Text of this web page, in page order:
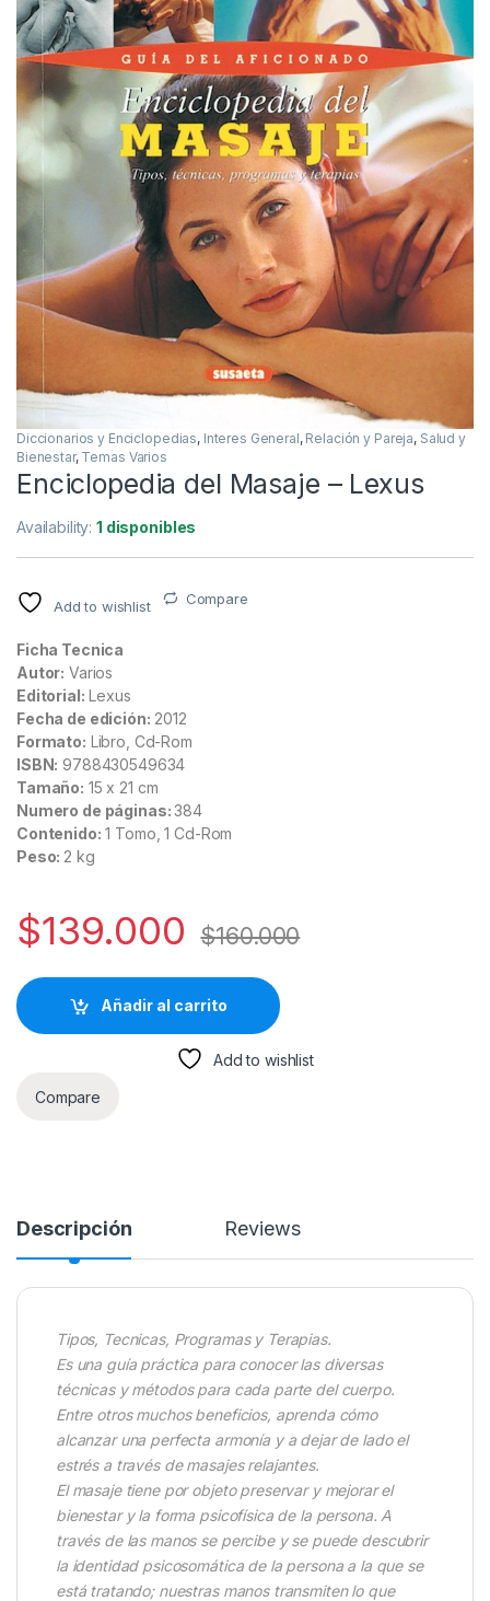
Diccionarios y Enciclopedias, Interes General, Relación y Pareja, Salud y
Bienestar, Temas Varios
Enciclopedia del Masaje – Lexus
Availability:1 disponibles
Add to wishlist Compare
Ficha Tecnica
Autor: Varios
Editorial: Lexus
Fecha de edición: 2012
Formato: Libro, Cd-Rom
ISBN: 9788430549634
Tamaño: 15 x 21 cm
Numero de páginas:384
Contenido: 1 Tomo, 1 Cd-Rom
Peso: 2 kg
$139.000 $160.000
Añadir al carrito
Add to wishlist
Compare
Descripción Reviews
Tipos, Tecnicas, Programas y Terapias.
Es una guía práctica para conocer las diversas
técnicas y métodos para cada parte del cuerpo.
Entre otros muchos beneficios, aprenda cómo
alcanzar una perfecta armonía y a dejar de lado el
estrés a través de masajes relajantes.
El masaje tiene por objeto preservar y mejorar el
bienestar y la forma psicofísica de la persona. A
través de las manos se percibe y se puede descubrir
la identidad psicosomática de la persona a la que se
está tratando; nuestras manos transmiten lo que